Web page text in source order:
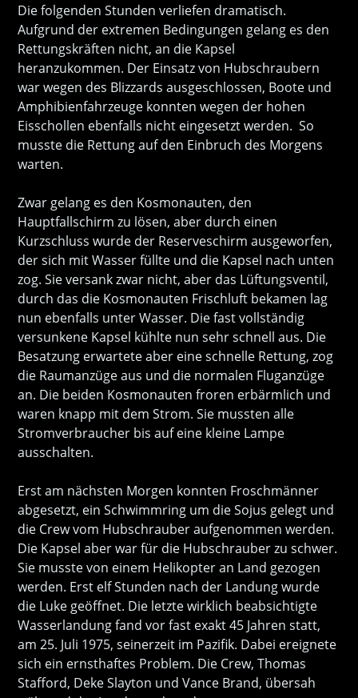
Die folgenden Stunden verliefen dramatisch.
Aufgrund der extremen Bedingungen gelang es den
Rettungskräften nicht, an die Kapsel
heranzukommen. Der Einsatz von Hubschraubern
war wegen des Blizzards ausgeschlossen, Boote und
Amphibienfahrzeuge konnten wegen der hohen
Eisschollen ebenfalls nicht eingesetzt werden. So
musste die Rettung auf den Einbruch des Morgens
warten.
Zwar gelang es den Kosmonauten, den
Hauptfallschirm zu lösen, aber durch einen
Kurzschluss wurde der Reserveschirm ausgeworfen,
der sich mit Wasser füllte und die Kapsel nach unten
zog. Sie versank zwar nicht, aber das Lüftungsventil,
durch das die Kosmonauten Frischluft bekamen lag
nun ebenfalls unter Wasser. Die fast vollständig
versunkene Kapsel kühlte nun sehr schnell aus. Die
Besatzung erwartete aber eine schnelle Rettung, zog
die Raumanzüge aus und die normalen Fluganzüge
an. Die beiden Kosmonauten froren erbärmlich und
waren knapp mit dem Strom. Sie mussten alle
Stromverbraucher bis auf eine kleine Lampe
ausschalten.
Erst am nächsten Morgen konnten Froschmänner
abgesetzt, ein Schwimmring um die Sojus gelegt und
die Crew vom Hubschrauber aufgenommen werden.
Die Kapsel aber war für die Hubschrauber zu schwer.
Sie musste von einem Helikopter an Land gezogen
werden. Erst elf Stunden nach der Landung wurde
die Luke geöffnet. Die letzte wirklich beabsichtigte
Wasserlandung fand vor fast exakt 45 Jahren statt,
am 25. Juli 1975, seinerzeit im Pazifik. Dabei ereignete
sich ein ernsthaftes Problem. Die Crew, Thomas
Stafford, Deke Slayton und Vance Brand, übersah